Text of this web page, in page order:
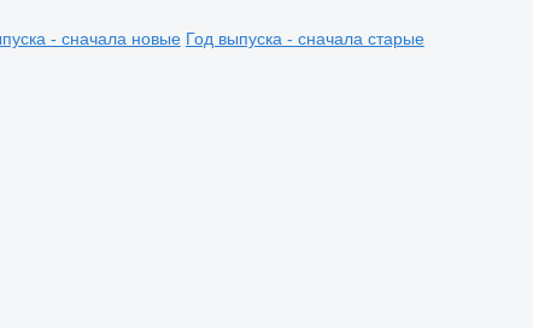
- сначала новые Год выпуска - сначала старые